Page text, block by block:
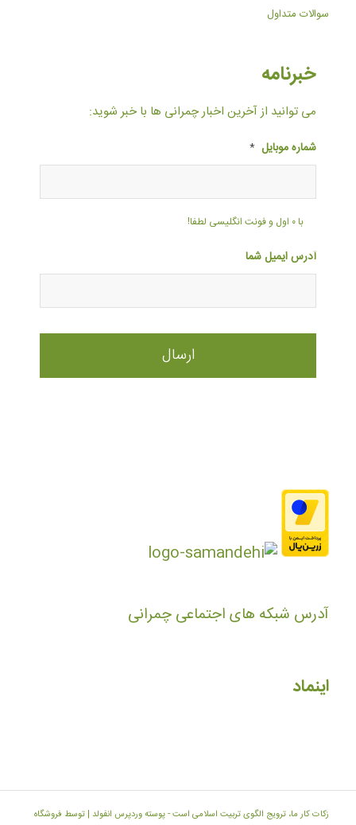
سوالات متداول
خبرنامه
می توانید از آخرین اخبار چمرانی ها با خبر شوید:
شماره موبایل *
با ۰ اول و فونت انگلیسی لطفا!
آدرس ایمیل شما
آدرس شبکه های اجتماعی چمرانی
اینماد
زکات کار ما، ترویج الگوی تربیت اسلامی است -پوسته وردپرس انفولد | توسط فروشگاه